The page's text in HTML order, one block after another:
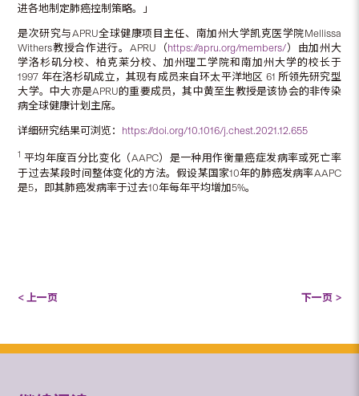
进各地制定肺癌控制策略。」
是次研究与APRU全球健康项目主任、南加州大学凯克医学院Mellissa
Withers教授合作进行。APRU（https://apru.org/members/）由加州大
学洛杉矶分校、柏克莱分校、加州理工学院和南加州大学的校长于
1997 年在洛杉矶成立，其现有成员来自环太平洋地区 61 所领先研究型
大学。中大亦是APRU的重要成员，其中黄至生教授是该协会的非传染
病全球健康计划主席。
详细研究结果可浏览： https://doi.org/10.1016/j.chest.2021.12.655
1 平均年度百分比变化（AAPC）是一种用作衡量癌症发病率或死亡率
于过去某段时间整体变化的方法。假设某国家10年的肺癌发病率AAPC
是5，即其肺癌发病率于过去10年每年平均增加5%。
< 上一页 下一页 >